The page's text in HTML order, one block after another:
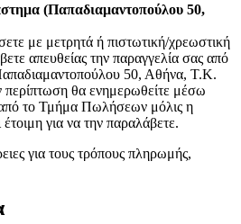
(Παπαδιαμαντοπούλου 50,
με μετρητά ή πιστωτική/χρεωστική
απευθείας την παραγγελία σας από
50, Αθήνα, Τ.Κ.
περίπτωση θα ενημερωθείτε μέσω
το Τμήμα Πωλήσεων μόλις η
έτοιμη για να την παραλάβετε.
για τους τρόπους πληρωμής,